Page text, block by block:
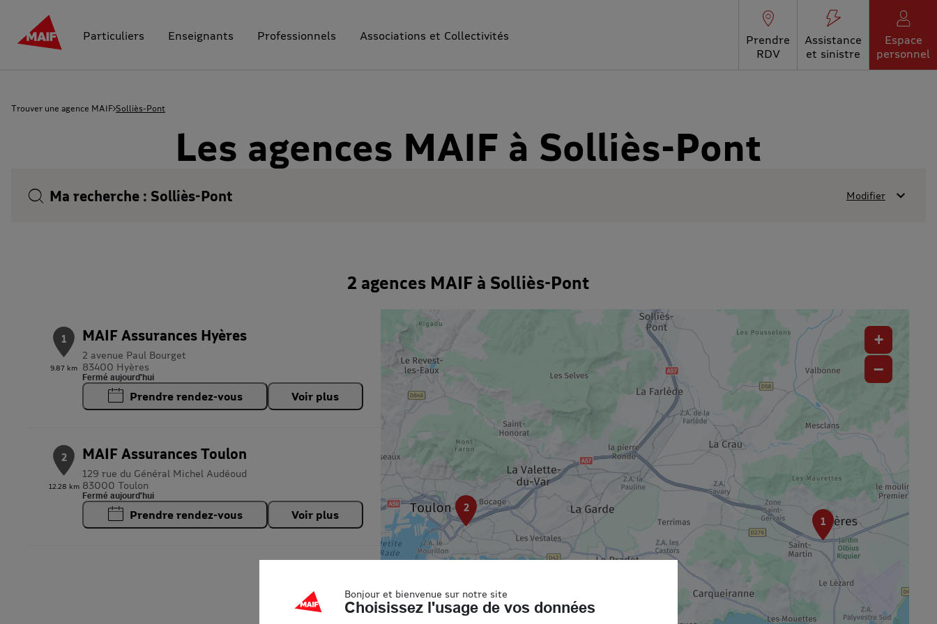
Particuliers Enseignants Professionnels Associations et Collectivités
Prendre
RDV
Assistance
et sinistre
Espace
personnel
Trouver une agence MAIF Solliès-Pont
Les agences MAIF à Solliès-Pont
Ma recherche : Solliès-Pont Modifier
2 agences MAIF à Solliès-Pont
1
9.87 km
MAIF Assurances Hyères
2 avenue Paul Bourget
83400 Hyères
Fermé aujourd'hui
Prendre rendez-vous Voir plus
2
12.28 km
MAIF Assurances Toulon
129 rue du Général Michel Audéoud
83000 Toulon
Fermé aujourd'hui
Prendre rendez-vous Voir plus
2
1
+
−
Bonjour et bienvenue sur notre site
Choisissez l'usage de vos données